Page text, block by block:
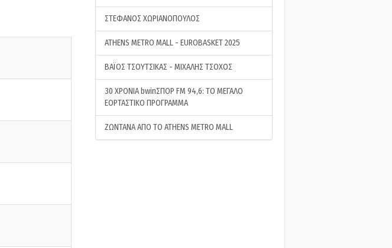
ΣΤΕΦΑΝΟΣ ΧΩΡΙΑΝΟΠΟΥΛΟΣ
ATHENS METRO MALL - EUROBASKET 2025
ΒΑΪΟΣ ΤΣΟΥΤΣΙΚΑΣ - ΜΙΧΑΛΗΣ ΤΣΟΧΟΣ
30 ΧΡΟΝΙΑ bwinΣΠΟΡ FM 94,6: ΤΟ ΜΕΓΑΛΟ
ΕΟΡΤΑΣΤΙΚΟ ΠΡΟΓΡΑΜΜΑ
ΖΩΝΤΑΝΑ ΑΠΟ ΤΟ ATHENS METRO MALL